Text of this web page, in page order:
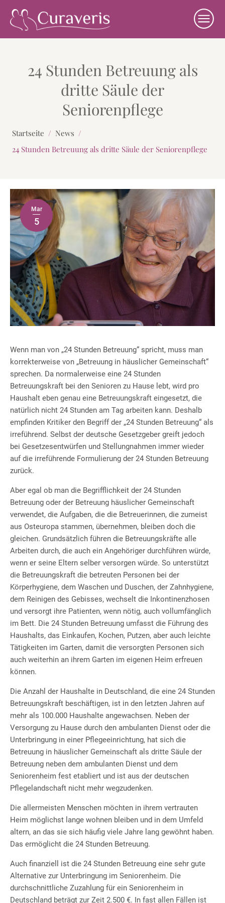
24 Stunden Betreuung als
dritte Säule der
Seniorenpflege
Startseite / News /
24 Stunden Betreuung als dritte Säule der Seniorenpflege
Mar
5
Wenn man von „24 Stunden Betreuung“ spricht, muss man
korrekterweise von „Betreuung in häuslicher Gemeinschaft“
sprechen. Da normalerweise eine 24 Stunden
Betreuungskraft bei den Senioren zu Hause lebt, wird pro
Haushalt eben genau eine Betreuungskraft eingesetzt, die
natürlich nicht 24 Stunden am Tag arbeiten kann. Deshalb
empfinden Kritiker den Begriff der „24 Stunden Betreuung“ als
irreführend. Selbst der deutsche Gesetzgeber greift jedoch
bei Gesetzesentwürfen und Stellungnahmen immer wieder
auf die irreführende Formulierung der 24 Stunden Betreuung
zurück.
Aber egal ob man die Begrifflichkeit der 24 Stunden
Betreuung oder der Betreuung häuslicher Gemeinschaft
verwendet, die Aufgaben, die die Betreuerinnen, die zumeist
aus Osteuropa stammen, übernehmen, bleiben doch die
gleichen. Grundsätzlich führen die Betreuungskräfte alle
Arbeiten durch, die auch ein Angehöriger durchführen würde,
wenn er seine Eltern selber versorgen würde. So unterstützt
die Betreuungskraft die betreuten Personen bei der
Körperhygiene, dem Waschen und Duschen, der Zahnhygiene,
dem Reinigen des Gebisses, wechselt die Inkontinenzhosen
und versorgt ihre Patienten, wenn nötig, auch vollumfänglich
im Bett. Die 24 Stunden Betreuung umfasst die Führung des
Haushalts, das Einkaufen, Kochen, Putzen, aber auch leichte
Tätigkeiten im Garten, damit die versorgten Personen sich
auch weiterhin an ihrem Garten im eigenen Heim erfreuen
können.
Die Anzahl der Haushalte in Deutschland, die eine 24 Stunden
Betreuungskraft beschäftigen, ist in den letzten Jahren auf
mehr als 100.000 Haushalte angewachsen. Neben der
Versorgung zu Hause durch den ambulanten Dienst oder die
Unterbringung in einer Pflegeeinrichtung, hat sich die
Betreuung in häuslicher Gemeinschaft als dritte Säule der
Betreuung neben dem ambulanten Dienst und dem
Seniorenheim fest etabliert und ist aus der deutschen
Pflegelandschaft nicht mehr wegzudenken.
Die allermeisten Menschen möchten in ihrem vertrauten
Heim möglichst lange wohnen bleiben und in dem Umfeld
altern, an das sie sich häufig viele Jahre lang gewöhnt haben.
Das ermöglicht die 24 Stunden Betreuung.
Auch finanziell ist die 24 Stunden Betreuung eine sehr gute
Alternative zur Unterbringung im Seniorenheim. Die
durchschnittliche Zuzahlung für ein Seniorenheim in
Deutschland beträgt zur Zeit 2.500 €. In fast allen Fällen ist